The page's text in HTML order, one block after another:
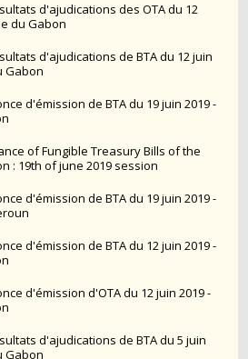
d'ajudications des OTA du 12
du Gabon
d'ajudications de BTA du 12 juin
Gabon
d'émission de BTA du 19 juin 2019 -
of Fungible Treasury Bills of the
: 19th of june 2019 session
d'émission de BTA du 19 juin 2019 -
d'émission de BTA du 12 juin 2019 -
d'émission d'OTA du 12 juin 2019 -
d'ajudications de BTA du 5 juin
Gabon